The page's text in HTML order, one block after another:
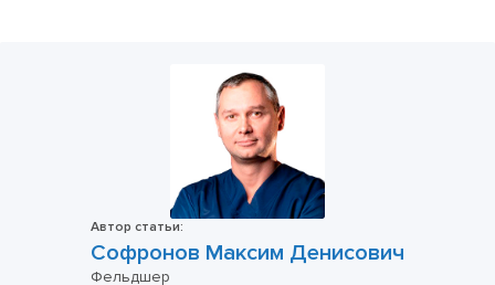
Автор статьи:
Софронов Максим Денисович
Фельдшер